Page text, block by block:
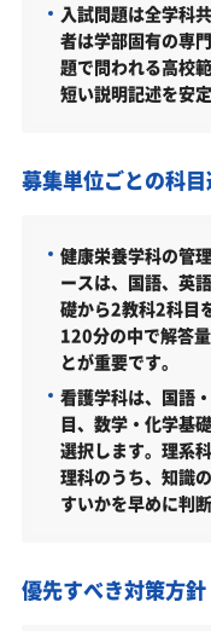
名古屋女子
名古屋女子大
名古屋女子
度）
自己推薦型
学校推薦型
年度）
一般選抜Ⅰ期
一般選抜Ⅱ
大学入学共
大学入学共
特別選抜（共
入試問題は全学科
者は学部固有の専
題で問われる高校
短い説明記述を安
募集単位ごとの科
健康栄養学科の管
ースは、国語、英
礎から2教科2科目
120分の中で解答
とが重要です。
看護学科は、国語
目、数学・化学基
選択します。理系
理科のうち、知識
すいかを早めに判断
優先すべき対策方針